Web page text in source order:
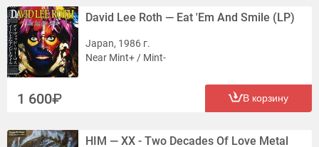
David Lee Roth — Eat 'Em And Smile (LP)
Japan, 1986 г.
Near Mint+ / Mint-
1 600 В корзину
HIM — XX - Two Decades Of Love Metal